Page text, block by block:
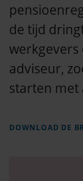
de tijd
werkgevers
adviseur,
starten met
DOWNLOAD DE